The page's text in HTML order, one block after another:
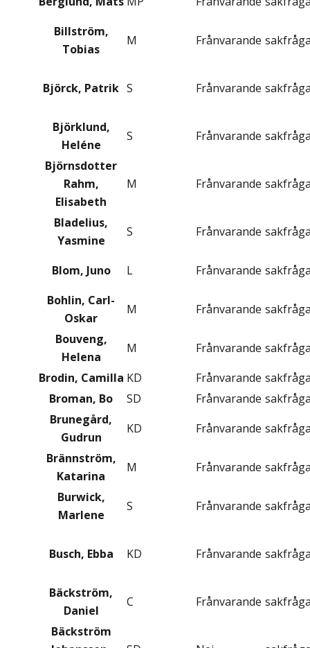
Billström,
Tobias
M Frånvarande
Björck, Patrik S Frånvarande
Björklund,
Heléne
S Frånvarande
Björnsdotter
Rahm,
Elisabeth
M Frånvarande
Bladelius,
Yasmine
S Frånvarande
Blom, Juno L Frånvarande
Bohlin, Carl-
Oskar
M Frånvarande
Bouveng,
Helena
M Frånvarande
Brodin, Camilla KD Frånvarande
Broman, Bo
SD Frånvarande
Brunegård,
Gudrun
KD Frånvarande
Brännström,
Katarina
M Frånvarande
Burwick,
Marlene
S Frånvarande
Busch, Ebba KD Frånvarande
Bäckström,
Daniel
C Frånvarande
Bäckström